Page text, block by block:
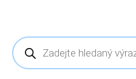
Products
search